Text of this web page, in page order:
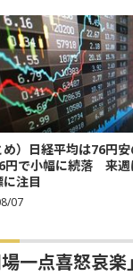
め）日経平均は76円安
円で小幅に続落 来週
注目
07
場一点喜怒哀